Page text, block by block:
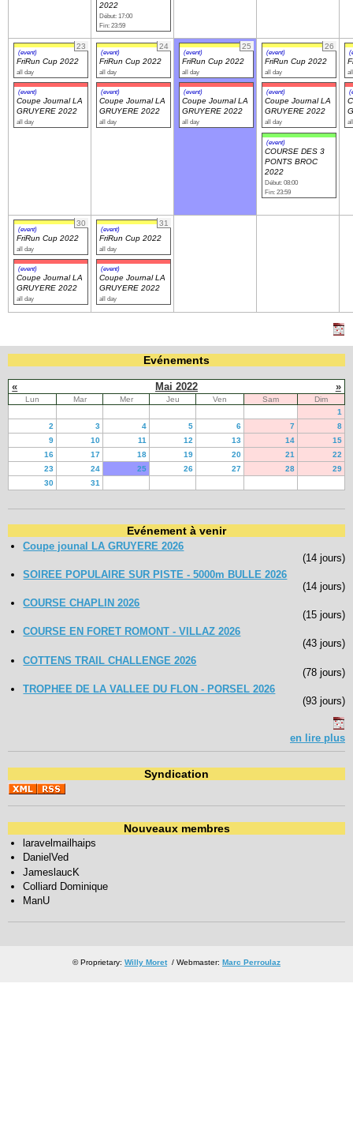
2022
Début: 17:00
Fin: 23:59
23
(event)
FriRun Cup 2022
all day
(event)
Coupe Journal LA
GRUYERE 2022
all day
24
(event)
FriRun Cup 2022
all day
(event)
Coupe Journal LA
GRUYERE 2022
all day
25
(event)
FriRun Cup 2022
all day
(event)
Coupe Journal LA
GRUYERE 2022
all day
26
(event)
FriRun Cup 2022
all day
(event)
Coupe Journal LA
GRUYERE 2022
all day
(event)
COURSE DES 3
PONTS BROC
2022
Début: 08:00
Fin: 23:59
30
(event)
FriRun Cup 2022
all day
(event)
Coupe Journal LA
GRUYERE 2022
all day
31
(event)
FriRun Cup 2022
all day
(event)
Coupe Journal LA
GRUYERE 2022
all day
Evénements
« Mai 2022 »
Lun Mar Mer Jeu Ven Sam
Dim
1
2
3 4 5 6 7
8
9
10 11 12 13 14
15
16
17 18 19 20 21
22
23
24 25 26 27 28
29
30
31
Evénement à venir
Coupe jounal LA GRUYERE 2026
(14 jours)
SOIREE POPULAIRE SUR PISTE - 5000m BULLE 2026
(14 jours)
COURSE CHAPLIN 2026
(15 jours)
COURSE EN FORET ROMONT - VILLAZ 2026
(43 jours)
COTTENS TRAIL CHALLENGE 2026
(78 jours)
TROPHEE DE LA VALLEE DU FLON - PORSEL 2026
(93 jours)
en lire plus
Syndication
Nouveaux membres
laravelmailhaips
DanielVed
JameslaucK
Colliard Dominique
ManU
© Proprietary: Willy Moret/ Webmaster: Marc Perroulaz